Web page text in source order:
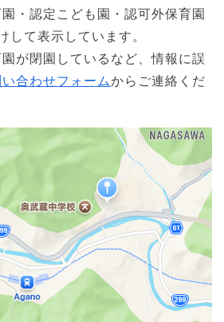
・認定こども園・認可外保育園
して表示しています。
が閉園しているなど、情報に誤
合わせフォームからご連絡くだ